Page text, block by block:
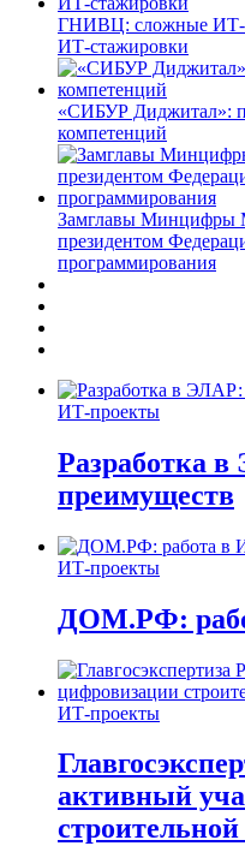
ГНИВЦ: сложные
ИТ‑стажировки
«СИБУР Диджитал»:
компетенций
Замглавы Минцифры
президентом
программирования
ИТ-проекты
Разработка
преимуществ
ИТ-проекты
ДОМ.РФ:
ИТ-проекты
активный